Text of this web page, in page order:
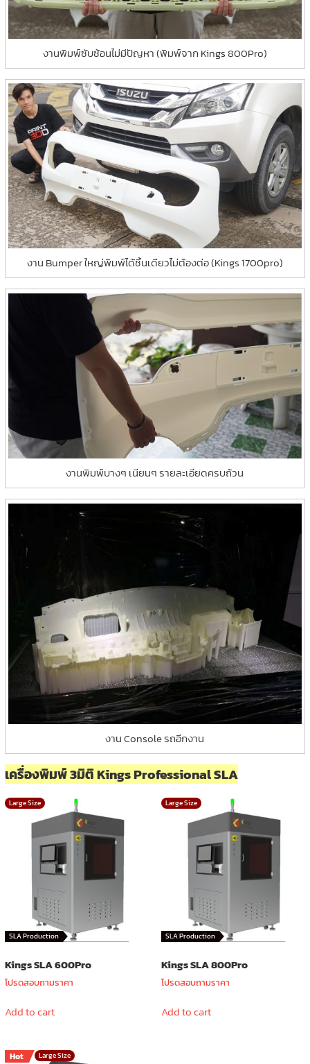
งานพิมพ์ซับซ้อนไม่มีปัญหา (พิมพ์จาก Kings 800Pro)
งาน Bumper ใหญ่พิมพ์ได้ชิ้นเดียวไม่ต้องต่อ (Kings 1700pro)
งานพิมพ์บางๆ เนียนๆ รายละเอียดครบถ้วน
งาน Console รถอีกงาน
เครื่องพิมพ์ 3มิติ Kings Professional SLA
SLA Production
Large Size
Kings SLA 600Pro
โปรดสอบถามราคา
Add to cart
SLA Production
Large Size
Kings SLA 800Pro
โปรดสอบถามราคา
Add to cart
Hot Large Size